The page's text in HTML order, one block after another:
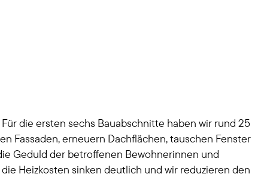
die ersten sechs Bauabschnitte haben wir rund 25
Fassaden, erneuern Dachflächen, tauschen Fenster
Geduld der betroffenen Bewohnerinnen und
Heizkosten sinken deutlich und wir reduzieren den